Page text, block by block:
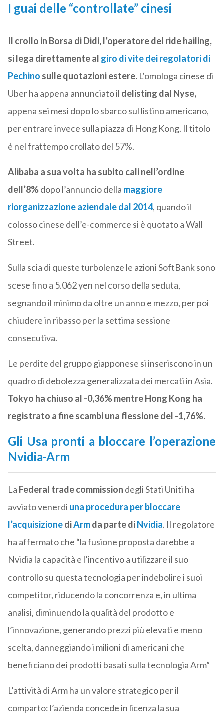
I guai delle “controllate” cinesi
Il crollo in Borsa di Didi, l’operatore del ride hailing,
si lega direttamente al giro di vite dei regolatori di
Pechino sulle quotazioni estere. L’omologa cinese di
Uber ha appena annunciato il delisting dal Nyse,
appena sei mesi dopo lo sbarco sul listino americano,
per entrare invece sulla piazza di Hong Kong. Il titolo
è nel frattempo crollato del 57%.
Alibaba a sua volta ha subito cali nell’ordine
dell’8%dopo l’annuncio della maggiore
riorganizzazione aziendale dal 2014, quando il
colosso cinese dell’e-commerce si è quotato a Wall
Street.
Sulla scia di queste turbolenze le azioni SoftBank sono
scese fino a 5.062 yen nel corso della seduta,
segnando il minimo da oltre un anno e mezzo, per poi
chiudere in ribasso per la settima sessione
consecutiva.
Le perdite del gruppo giapponese si inseriscono in un
quadro di debolezza generalizzata dei mercati in Asia.
Tokyo ha chiuso al -0,36% mentre Hong Kong ha
registrato a fine scambi una flessione del -1,76%.
Gli Usa pronti a bloccare l’operazione
Nvidia-Arm
La Federal trade commission degli Stati Uniti ha
avviato venerdì una procedura per bloccare
l’acquisizionediArmda parte diNvidia. Il regolatore
ha affermato che “la fusione proposta darebbe a
Nvidia la capacità e l’incentivo a utilizzare il suo
controllo su questa tecnologia per indebolire i suoi
competitor, riducendo la concorrenza e, in ultima
analisi, diminuendo la qualità del prodotto e
l’innovazione, generando prezzi più elevati e meno
scelta, danneggiando i milioni di americani che
beneficiano dei prodotti basati sulla tecnologia Arm”
L’attività di Arm ha un valore strategico per il
comparto: l’azienda concede in licenza la sua